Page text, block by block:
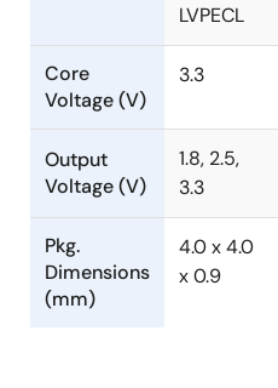
LVPECL
Core
Voltage (V)
3.3
Output
Voltage (V)
1.8, 2.5,
3.3
Pkg.
Dimensions
(mm)
4.0 x 4.0
x 0.9